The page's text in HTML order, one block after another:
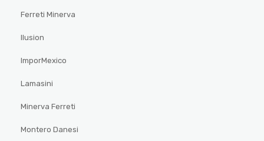
Ferreti Minerva
Ilusion
ImporMexico
Lamasini
Minerva Ferreti
Montero Danesi